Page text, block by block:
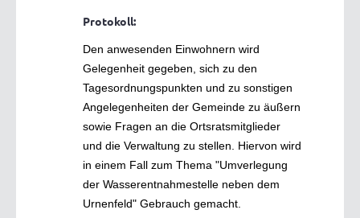
Protokoll:
Den anwesenden Einwohnern wird
Gelegenheit gegeben, sich zu den
Tagesordnungspunkten und zu sonstigen
Angelegenheiten der Gemeinde zu äußern
sowie Fragen an die Ortsratsmitglieder
und die Verwaltung zu stellen. Hiervon wird
in einem Fall zum Thema "Umverlegung
der Wasserentnahmestelle neben dem
Urnenfeld" Gebrauch gemacht.